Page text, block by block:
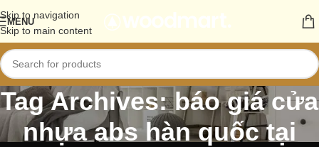
Skip to navigation
Skip to main content
MENU
Tag Archives: báo giá cửa
nhựa abs hàn quốc tại